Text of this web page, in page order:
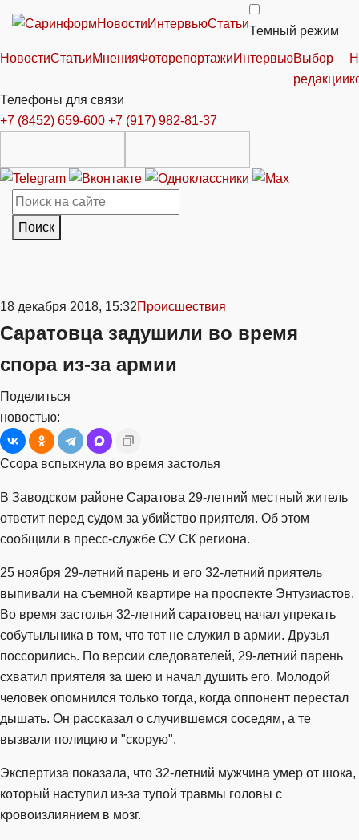
НовостиИнтервьюСтатьи
Темный режим
НовостиСтатьиМненияФоторепортажиИнтервьюВыбор
редакции
Телефоны для связи
+7 (8452) 659-600 +7 (917) 982-81-37
Поиск
18 декабря 2018, 15:32Происшествия
Саратовца задушили во время
спора из-за армии
Поделиться
новостью:
Ссора вспыхнула во время застолья
В Заводском районе Саратова 29-летний местный житель
ответит перед судом за убийство приятеля. Об этом
сообщили в пресс-службе СУ СК региона.
25 ноября 29-летний парень и его 32-летний приятель
выпивали на съемной квартире на проспекте Энтузиастов.
Во время застолья 32-летний саратовец начал упрекать
собутыльника в том, что тот не служил в армии. Друзья
поссорились. По версии следователей, 29-летний парень
схватил приятеля за шею и начал душить его. Молодой
человек опомнился только тогда, когда оппонент перестал
дышать. Он рассказал о случившемся соседям, а те
вызвали полицию и "скорую".
Экспертиза показала, что 32-летний мужчина умер от шока,
который наступил из-за тупой травмы головы с
кровоизлиянием в мозг.